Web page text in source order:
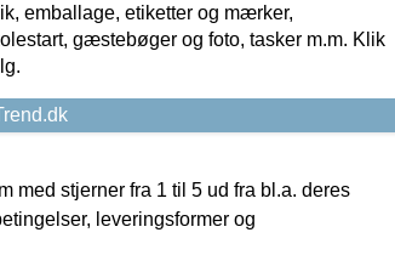
emballage, etiketter og mærker,
gæstebøger og foto, tasker m.m. Klik
med stjerner fra 1 til 5 ud fra bl.a. deres
leveringsformer og